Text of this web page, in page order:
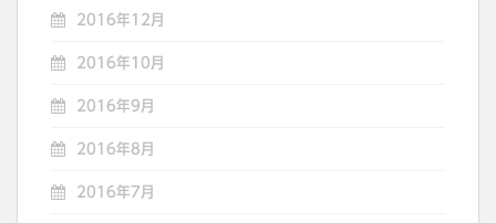
2016年12月
2016年10月
2016年9月
2016年8月
2016年7月